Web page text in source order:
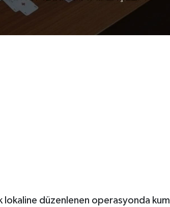
düzenlenen operasyonda